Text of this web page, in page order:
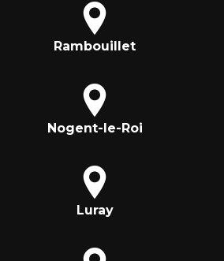
Rambouillet
Nogent-le-Roi
Luray